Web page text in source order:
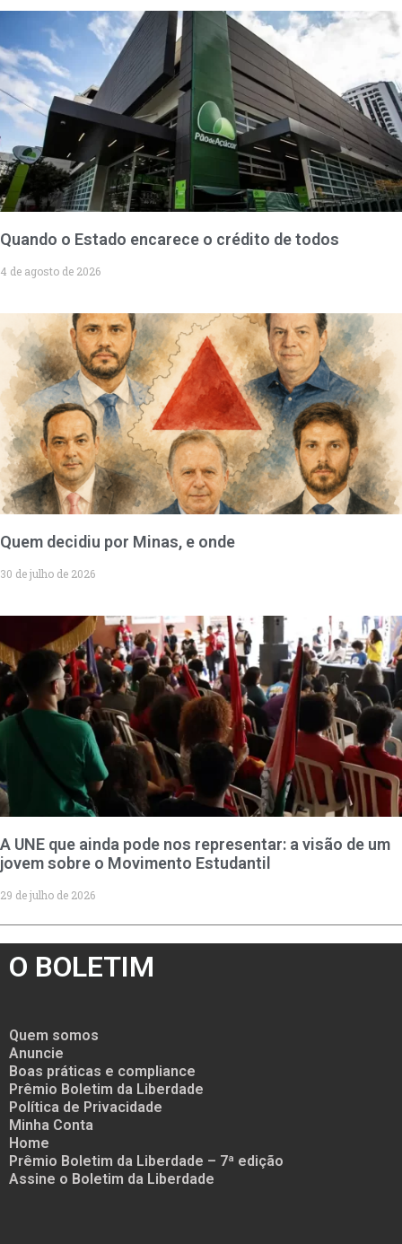
Quando o Estado encarece o crédito de todos
4 de agosto de 2026
Quem decidiu por Minas, e onde
30 de julho de 2026
A UNE que ainda pode nos representar: a visão de um
jovem sobre o Movimento Estudantil
29 de julho de 2026
O BOLETIM
Quem somos
Anuncie
Boas práticas e compliance
Prêmio Boletim da Liberdade
Política de Privacidade
Minha Conta
Home
Prêmio Boletim da Liberdade – 7ª edição
Assine o Boletim da Liberdade